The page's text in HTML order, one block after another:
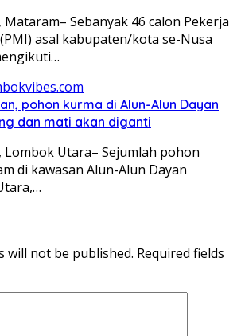
Sebanyak 46 calon Pekerja
asal kabupaten/kota se-Nusa
pohon kurma di Alun-Alun Dayan
dan mati akan diganti
Lombok Utara– Sejumlah pohon
di kawasan Alun-Alun Dayan
will not be published. Required fields